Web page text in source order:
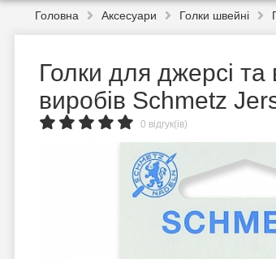
Головна Аксесуари Голки швейні
Голки для джерсі та
виробів Schmetz
0 відгук(ів)